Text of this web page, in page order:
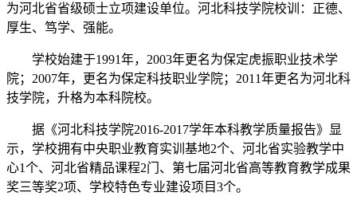
为河北省省级硕士立项建设单位。河北科技学院校训：正德、
厚生、笃学、强能。
学校始建于1991年，2003年更名为保定虎振职业技术学
院；2007年，更名为保定科技职业学院；2011年更名为河北科
技学院，升格为本科院校。
据《河北科技学院2016-2017学年本科教学质量报告》显
示，学校拥有中央职业教育实训基地2个、河北省实验教学中
心1个、河北省精品课程2门、第七届河北省高等教育教学成果
奖三等奖2项、学校特色专业建设项目3个。